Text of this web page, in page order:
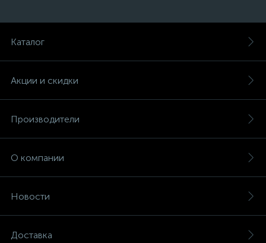
Каталог
Акции и скидки
Производители
О компании
Новости
Доставка